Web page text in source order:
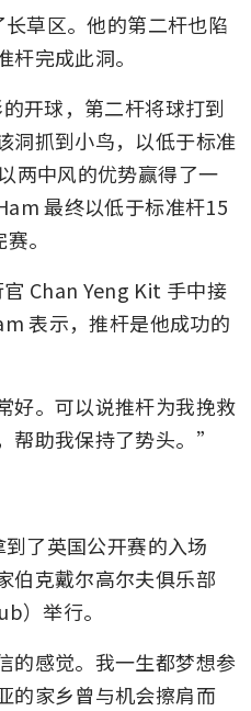
草区。他的第二杆也陷
完成此洞。
开球，第二杆将球打到
洞抓到小鸟，以低于标准
两中风的优势赢得了一
最终以低于标准杆15
。
Chan Yeng Kit 手中接
表示，推杆是他成功的
。可以说推杆为我挽救
帮助我保持了势头。”
了英国公开赛的入场
伯克戴尔高尔夫俱乐部
）举行。
感觉。我一生都梦想参
的家乡曾与机会擦肩而